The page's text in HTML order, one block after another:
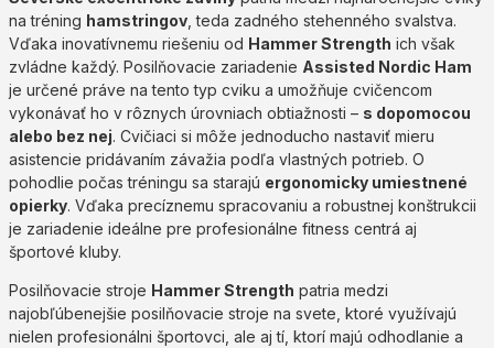
na tréning hamstringov , teda zadného stehenného svalstva.
Vďaka inovatívnemu riešeniu od Hammer Strength ich však
zvládne každý. Posilňovacie zariadenie Assisted Nordic Ham
je určené práve na tento typ cviku a umožňuje cvičencom
vykonávať ho v rôznych úrovniach obtiažnosti – s dopomocou
alebo bez nej. Cvičiaci si môže jednoducho nastaviť mieru
asistencie pridávaním závažia podľa vlastných potrieb. O
pohodlie počas tréningu sa starajú ergonomicky umiestnené
opierky. Vďaka precíznemu spracovaniu a robustnej konštrukcii
je zariadenie ideálne pre profesionálne fitness centrá aj
športové kluby.
Posilňovacie stroje Hammer Strength patria medzi
najobľúbenejšie posilňovacie stroje na svete, ktoré využívajú
nielen profesionálni športovci, ale aj tí, ktorí majú odhodlanie a